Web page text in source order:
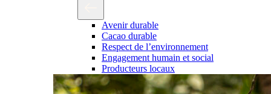
Avenir durable
Cacao durable
Respect de l’environnement
Engagement humain et social
Producteurs locaux